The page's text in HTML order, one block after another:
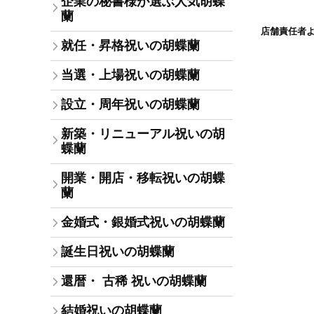
店舗責任者
蘭
就任・昇格祝いの胡蝶蘭
当選・上場祝いの胡蝶蘭
設立・周年祝いの胡蝶蘭
新築・リニューアル祝いの胡
蝶蘭
開業・開店・移転祝いの胡蝶
蘭
金婚式・銀婚式祝いの胡蝶蘭
誕生日祝いの胡蝶蘭
還暦・ 古稀 祝いの胡蝶蘭
結婚祝いの胡蝶蘭